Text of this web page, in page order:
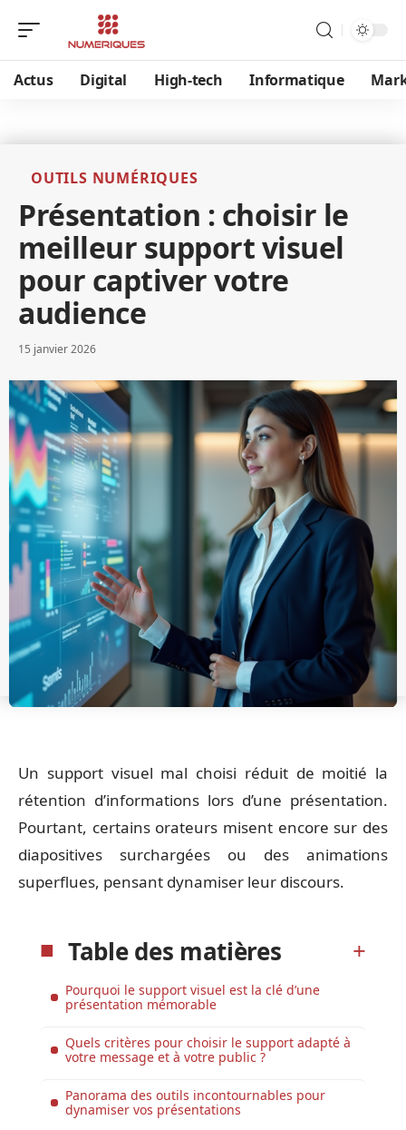
Actus Digital High-tech Informatique
OUTILS NUMÉRIQUES
Présentation : choisir le
meilleur support visuel
pour captiver votre
audience
15 janvier 2026
Un support visuel mal choisi réduit de moitié la
rétention d’informations lors d’une présentation.
Pourtant, certains orateurs misent encore sur des
diapositives surchargées ou des animations
superflues, pensant dynamiser leur discours.
Table des matières
Pourquoi le support visuel est la clé d’une
présentation mémorable
Quels critères pour choisir le support adapté à
votre message et à votre public ?
Panorama des outils incontournables pour
dynamiser vos présentations